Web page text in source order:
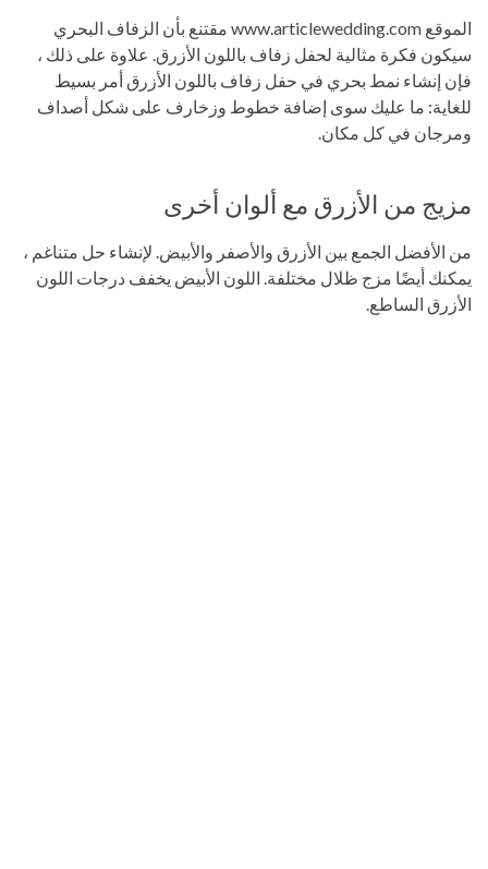
الموقع www.articlewedding.com مقتنع بأن الزفاف البحري
سيكون فكرة مثالية لحفل زفاف باللون الأزرق. علاوة على ذلك ،
فإن إنشاء نمط بحري في حفل زفاف باللون الأزرق أمر بسيط
للغاية: ما عليك سوى إضافة خطوط وزخارف على شكل أصداف
ومرجان في كل مكان.
مزيج من الأزرق مع ألوان أخرى
من الأفضل الجمع بين الأزرق والأصفر والأبيض. لإنشاء حل متناغم ،
يمكنك أيضًا مزج ظلال مختلفة. اللون الأبيض يخفف درجات اللون
الأزرق الساطع.